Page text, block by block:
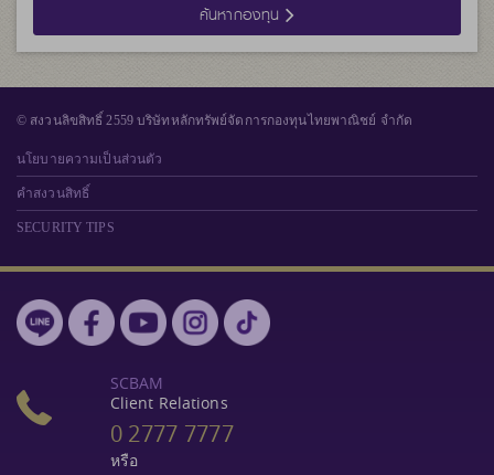
ค้นหากองทุน
© สงวนลิขสิทธิ์ 2559 บริษัทหลักทรัพย์จัดการกองทุนไทยพาณิชย์ จำกัด
นโยบายความเป็นส่วนตัว
คำสงวนสิทธิ์
SECURITY TIPS
SCBAM
Client Relations
0 2777 7777
หรือ